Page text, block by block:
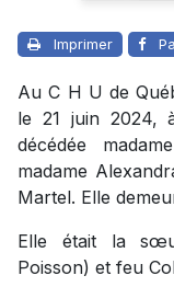
Imprimer
Au C H U de
le 21 juin 2024,
décédée
madame
Martel. Elle
Elle était la
Poisson) et feu